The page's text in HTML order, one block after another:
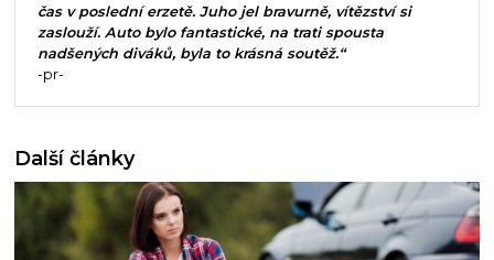
čas v poslední erzetě. Juho jel bravurně, vítězství si
zaslouží. Auto bylo fantastické, na trati spousta
nadšených diváků, byla to krásná soutěž.“
-pr-
Další články